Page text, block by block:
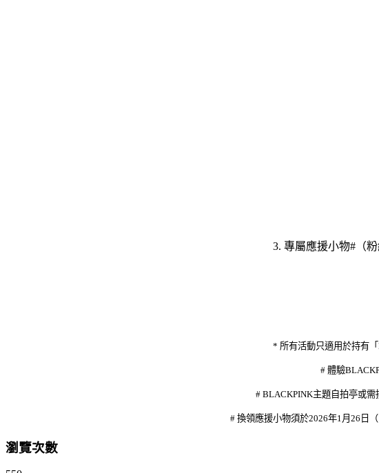
3. 專屬應援小物#（
* 所有活動只適用於持有
# 體驗
# BLACKPINK主題自拍亭或
# 換領應援小物須於2026年1月26日
瀏覽次數